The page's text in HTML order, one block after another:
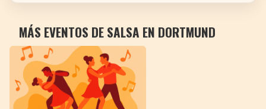
MÁS EVENTOS DE SALSA EN DORTMUND